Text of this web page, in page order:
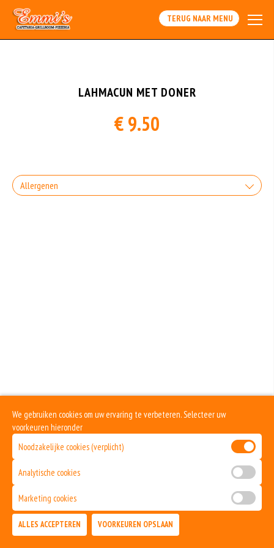
Array
TERUG NAAR MENU
LAHMACUN MET DONER
€ 9.50
Allergenen
We gebruiken cookies om uw ervaring te verbeteren. Selecteer uw
voorkeuren hieronder
Noodzakelijke cookies (verplicht)
Analytische cookies
Marketing cookies
ALLES ACCEPTEREN VOORKEUREN OPSLAAN